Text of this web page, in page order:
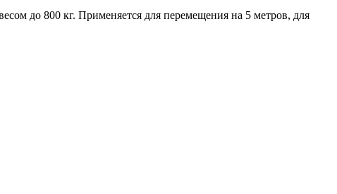
до 800 кг. Применяется для перемещения на 5 метров, для